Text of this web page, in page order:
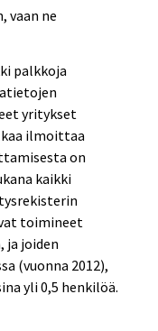
vaan ne
palkkoja
yritykset
ilmoittaa
on
kaikki
toimineet
ja joiden
(vuonna 2012),
yli 0,5 henkilöä.